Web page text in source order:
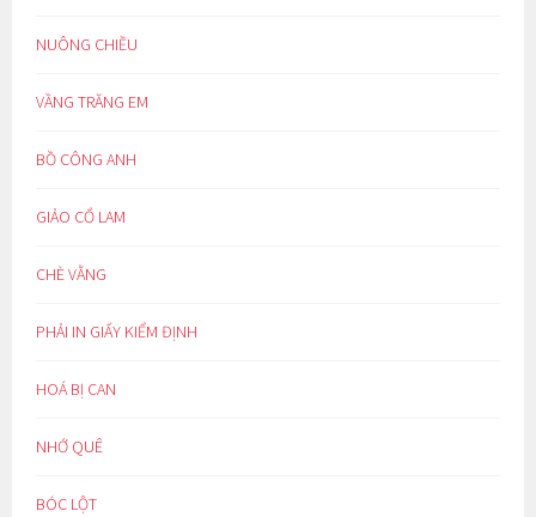
NUÔNG CHIỀU
VẦNG TRĂNG EM
BỒ CÔNG ANH
GIẢO CỔ LAM
CHÈ VẰNG
PHẢI IN GIẤY KIỂM ĐỊNH
HOÁ BỊ CAN
NHỚ QUÊ
BÓC LỘT